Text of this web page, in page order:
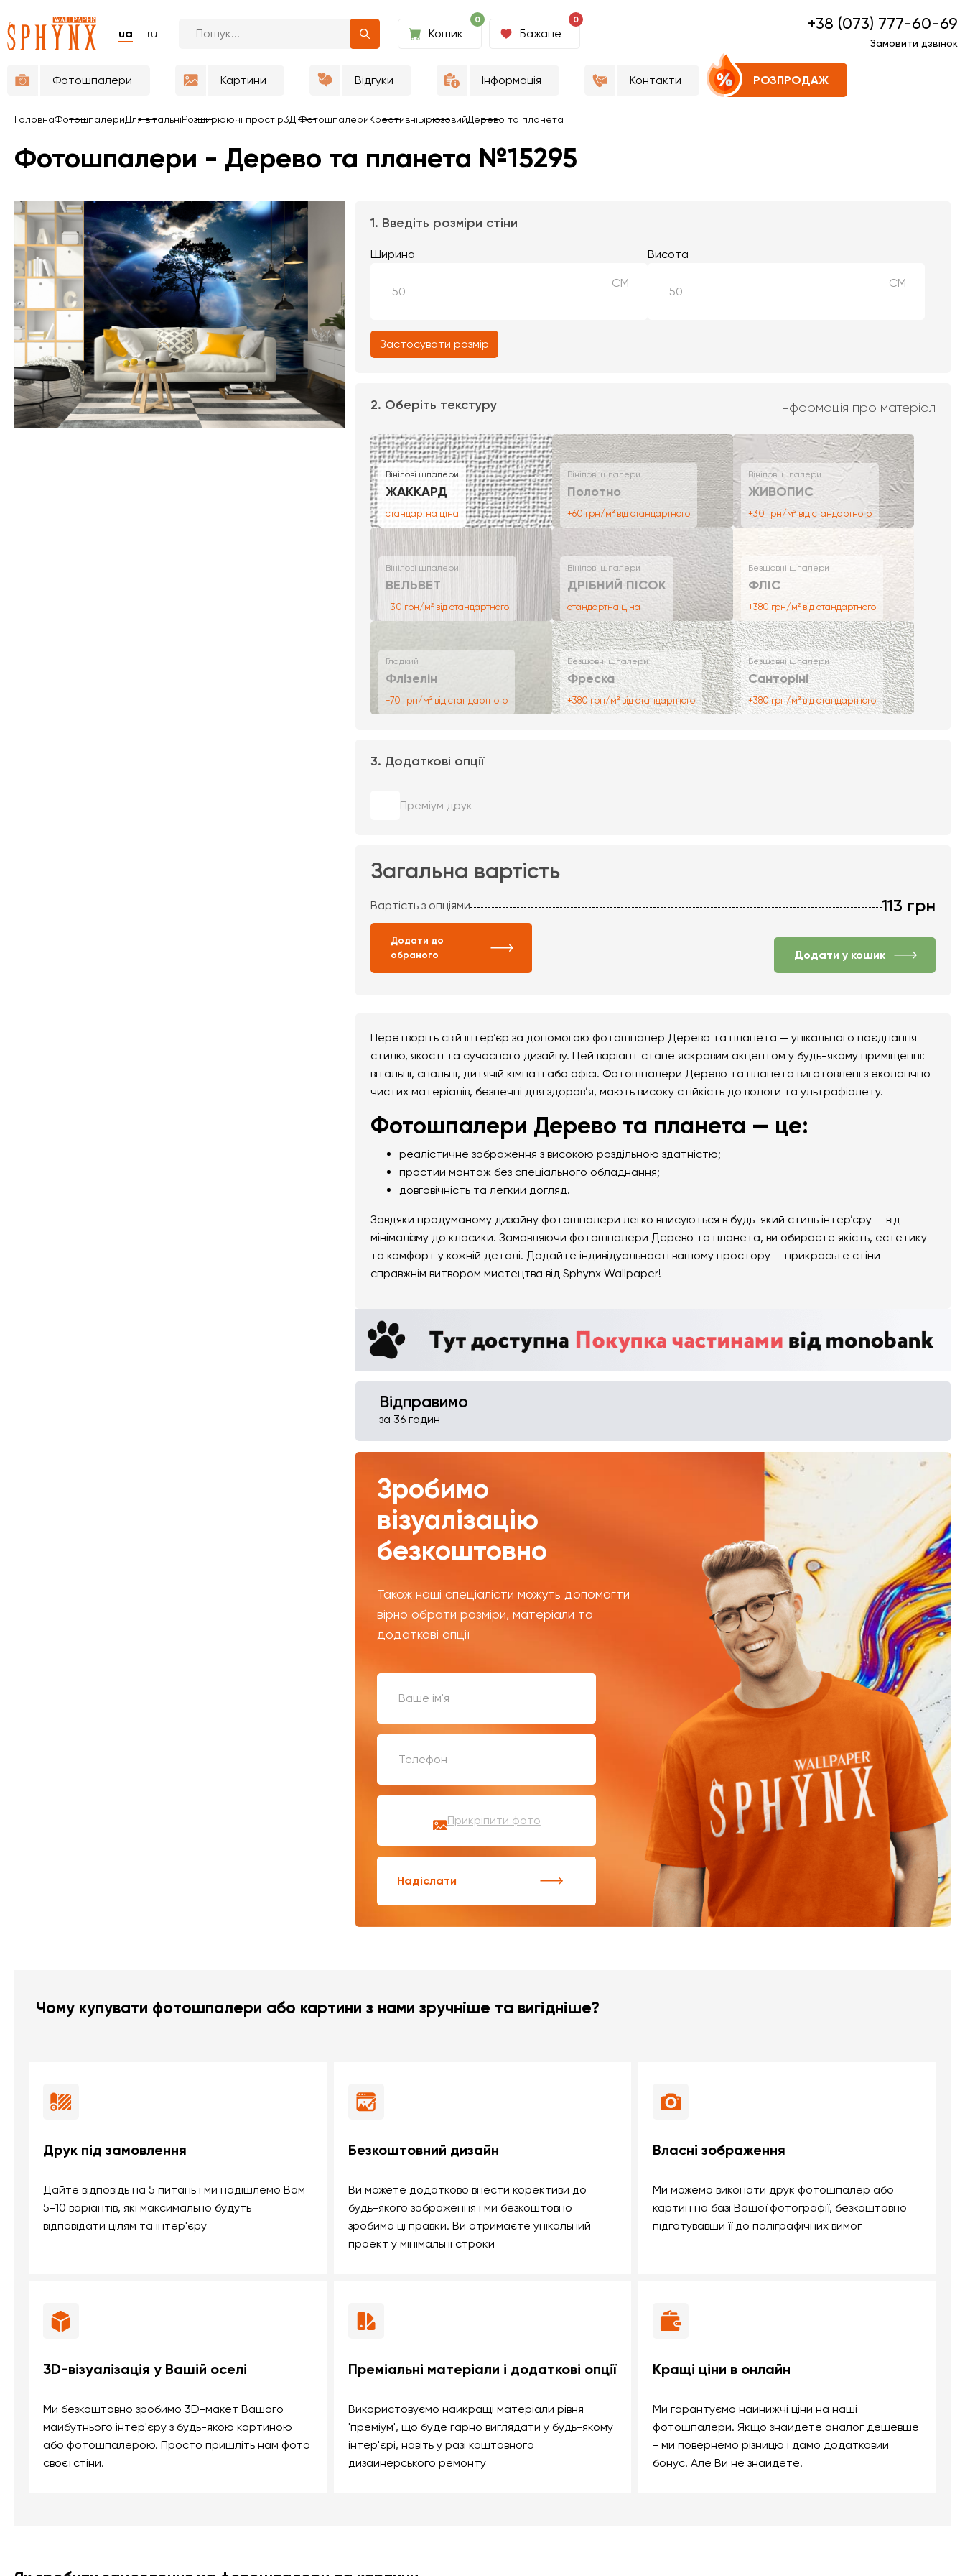
ua ru
0
Кошик
0
Бажане
+38 (073) 777-60-69
Замовити дзвінок
Фотошпалери Картини Відгуки Інформація Контакти РОЗПРОДАЖ
ГоловнаФотошпалериДля вітальніРозширюючі простір3Д ФотошпалериКреативніБірюзовийДерево та планета
Фотошпалери - Дерево та планета №15295
1. Введіть розміри стіни
Ширина
СМ
Висота
СМ
Застосувати розмір
2. Оберіть текстуру Інформація про матеріал
Вінілові шпалери
ЖАККАРД
стандартна ціна
Вінілові шпалери
Полотно
+60 грн/м² від стандартного
Вінілові шпалери
ЖИВОПИС
+30 грн/м² від стандартного
Вінілові шпалери
ВЕЛЬВЕТ
+30 грн/м² від стандартного
Вінілові шпалери
ДРІБНИЙ ПІСОК
стандартна ціна
Безшовні шпалери
ФЛІС
+380 грн/м² від стандартного
Гладкий
Флізелін
-70 грн/м² від стандартного
Безшовні шпалери
Фреска
+380 грн/м² від стандартного
Безшовні шпалери
Санторіні
+380 грн/м² від стандартного
3. Додаткові опції
Преміум друк
Загальна вартість
Вартість з опціями 113 грн
Додати до
обраного
Додати у кошик
Перетворіть свій інтер’єр за допомогою фотошпалер Дерево та планета — унікального поєднання
стилю, якості та сучасного дизайну. Цей варіант стане яскравим акцентом у будь-якому приміщенні:
вітальні, спальні, дитячій кімнаті або офісі. Фотошпалери Дерево та планета виготовлені з екологічно
чистих матеріалів, безпечні для здоров’я, мають високу стійкість до вологи та ультрафіолету.
Фотошпалери Дерево та планета — це:
реалістичне зображення з високою роздільною здатністю;
простий монтаж без спеціального обладнання;
довговічність та легкий догляд.
Завдяки продуманому дизайну фотошпалери легко вписуються в будь-який стиль інтер’єру — від
мінімалізму до класики. Замовляючи фотошпалери Дерево та планета, ви обираєте якість, естетику
та комфорт у кожній деталі. Додайте індивідуальності вашому простору — прикрасьте стіни
справжнім витвором мистецтва від Sphynx Wallpaper!
Відправимо
за 36 годин
Зробимо
візуалізацію
безкоштовно
Також наші спеціалісти можуть допомогти
вірно обрати розміри, матеріали та
додаткові опції
Прикріпити фото
Надіслати
Чому купувати фотошпалери або картини з нами зручніше та вигідніше?
Друк під замовлення
Дайте відповідь на 5 питань і ми надішлемо Вам
5-10 варіантів, які максимально будуть
відповідати цілям та інтер'єру
Безкоштовний дизайн
Ви можете додатково внести корективи до
будь-якого зображення і ми безкоштовно
зробимо ці правки. Ви отримаєте унікальний
проект у мінімальні строки
Власні зображення
Ми можемо виконати друк фотошпалер або
картин на базі Вашої фотографії, безкоштовно
підготувавши її до поліграфічних вимог
3D-візуалізація у Вашій оселі
Ми безкоштовно зробимо 3D-макет Вашого
майбутнього інтер'єру з будь-якою картиною
або фотошпалерою. Просто пришліть нам фото
своєї стіни.
Преміальні матеріали і додаткові опції
Використовуємо найкращі матеріали рівня
'преміум', що буде гарно виглядати у будь-якому
інтер'єрі, навіть у разі коштовного
дизайнерського ремонту
Кращі ціни в онлайн
Ми гарантуємо найнижчі ціни на наші
фотошпалери. Якщо знайдете аналог дешевше
- ми повернемо різницю і дамо додатковий
бонус. Але Ви не знайдете!